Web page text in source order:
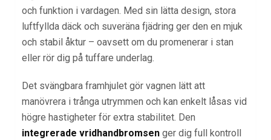
och funktion i vardagen. Med sin lätta design, stora
luftfyllda däck och suveräna fjädring ger den en mjuk
och stabil åktur – oavsett om du promenerar i stan
eller rör dig på tuffare underlag.
Det svängbara framhjulet gör vagnen lätt att
manövrera i trånga utrymmen och kan enkelt låsas vid
högre hastigheter för extra stabilitet. Den
integrerade vridhandbromsen ger dig full kontroll